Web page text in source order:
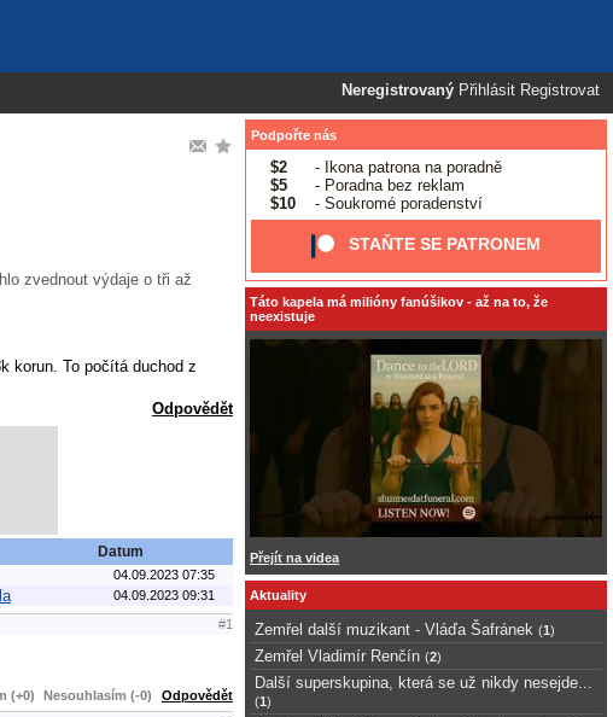
Neregistrovaný Přihlásit Registrovat
zvednout výdaje o tři až
korun. To počítá duchod z
Odpovědět
Datum
04.09.2023 07:35
04.09.2023 09:31
#1
(+0) Nesouhlasím (-0) Odpovědět
Podpořte nás
$2
- Ikona patrona na poradně
$5
- Poradna bez reklam
$10
- Soukromé poradenství
STAŇTE SE PATRONEM
Táto kapela má milióny fanúšikov - až na to, že
neexistuje
Přejít na videa
Aktuality
Zemřel další muzikant - Vláďa Šafránek (1 )
Zemřel Vladimír Renčín (2)
Další superskupina, která se už nikdy nesejde...
(1 )